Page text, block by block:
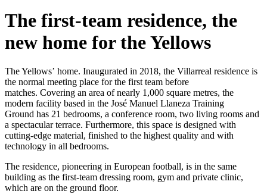
The first-team residence, the
new home for the Yellows
The Yellows’ home. Inaugurated in 2018, the Villarreal residence is
the normal meeting place for the first team before
matches. Covering an area of nearly 1,000 square metres, the
modern facility based in the José Manuel Llaneza Training
Ground has 21 bedrooms, a conference room, two living rooms and
a spectacular terrace. Furthermore, this space is designed with
cutting-edge material, finished to the highest quality and with
technology in all bedrooms.
The residence, pioneering in European football, is in the same
building as the first-team dressing room, gym and private clinic,
which are on the ground floor.